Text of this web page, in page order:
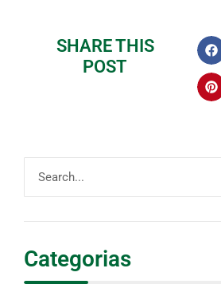
SHARE THIS
POST
Categorias